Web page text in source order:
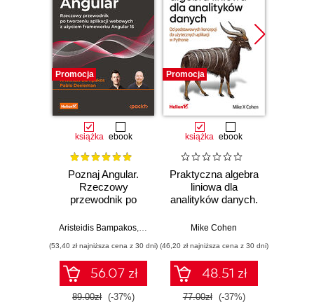
Ujęcia całych postaci - pozy siedzące (zdjęcia 372 -
Ujęcia całych postaci - pozy stojące (zdjęcia 441 -
Dodatek. Najważniejsze informacje o pozowaniu
(strona 123)
Fotografowie (strona 125)
Promocja
książka ebook
Poznaj Angular.
Rzeczowy
przewodnik po
webowych z
frameworku
Angular 15.
Wydanie IV
Aristeidis Bampakos Pablo Deeleman
(53,40 zł najniższa cena z 30 dni)
56.07 zł
89.00zł (-37%)
Promocja
książka ebook
Praktyczna algebra
liniowa dla
analityków danych.
koncepcji do
aplikacji w
Pythonie
Mike Cohen
(46,20 zł najniższa cena z 30 dni)
48.51 zł
77.00zł (-37%)